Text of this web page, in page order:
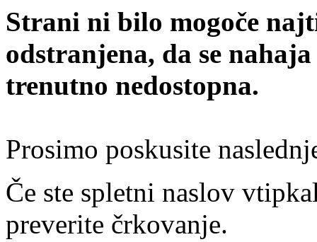
Strani ni bilo mogoče
odstranjena, da se
trenutno nedostopna.
Prosimo poskusite
Če ste spletni naslov
preverite črkovanje.